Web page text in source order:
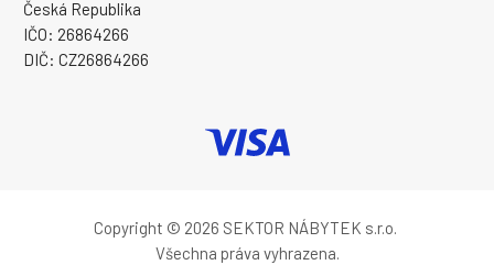
Česká Republika
IČO: 26864266
DIČ: CZ26864266
Copyright © 2026 SEKTOR NÁBYTEK s.r.o.
Všechna práva vyhrazena.